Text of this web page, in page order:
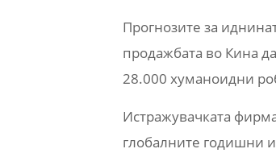
Прогнозите за
продажбата во Кина
28.000 хуманоидни
Истражувачката
глобалните годишни